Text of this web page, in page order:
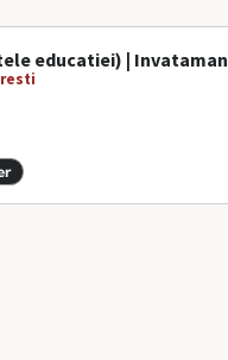
educatiei) |